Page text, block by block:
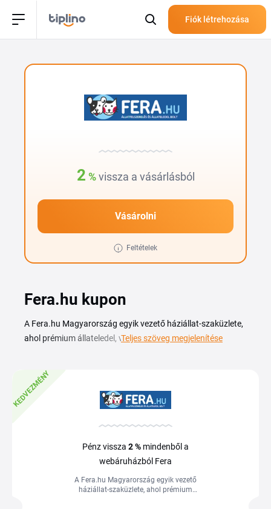
Fiók létrehozása
2 % vissza a vásárlásból
Vásárolni
Feltételek
Fera.hu kupon
A Fera.hu Magyarország egyik vezető háziállat-szaküzlete,
ahol prémium állateledel, vitaminok, játékok és gondozási
kedvezményesen rendelheted meg a kedvenced eledelét, így
csökkentheted a havi háztartási kiadásokat. Ezen az
oldalon érvényes Fera akciókat és aktuális kupon
ajánlatokat találsz. Új kódok rendszeresen érkeznek, ezért
akár ingyenes házhozszállítást is szerezhetsz.
Teljes szöveg megjelenítése
KEDVEZMÉNY
Pénz vissza 2 % mindenből a
webáruházból Fera
A Fera.hu Magyarország egyik vezető
háziállat-szaküzlete, ahol prémium